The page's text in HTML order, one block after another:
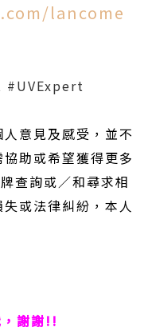
lancome
#UVExpert
意見及感受，並不
協助或希望獲得更多
查詢或∕和尋求相
或法律糾紛，本人
謝謝!!